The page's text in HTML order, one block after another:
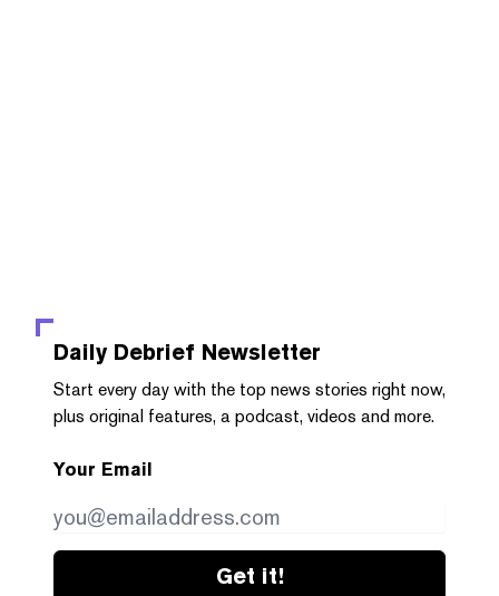
Daily Debrief Newsletter
Start every day with the top news stories right now,
plus original features, a podcast, videos and more.
Your Email
Get it!